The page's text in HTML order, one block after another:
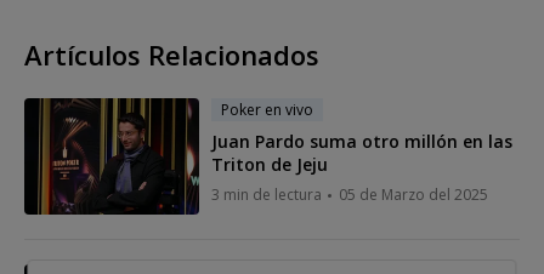
Artículos Relacionados
Poker en vivo
Juan Pardo suma otro millón en las
Triton de Jeju
3 min de lectura 05 de Marzo del 2025